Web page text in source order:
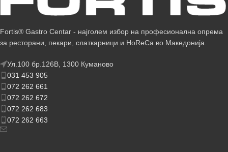
Fortis® Gastro Centar - најголем избор на професионална опрема
за ресторани, пекари, слаткарници и HoReCa во Македонија.
Ул.100 бр.126В, 1300 Куманово
031 453 905
072 262 661
072 262 672
072 262 683
072 262 663